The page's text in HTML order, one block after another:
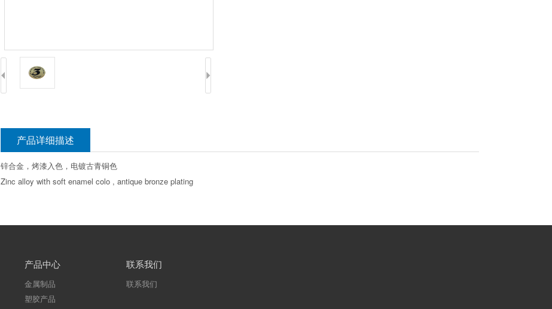
产品详细描述
锌合金，烤漆入色，电镀古青铜色
Zinc alloy with soft enamel colo , antique bronze plating
产品中心
金属制品
塑胶产品
联系我们
联系我们